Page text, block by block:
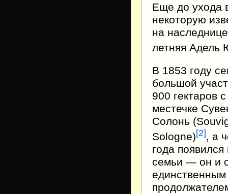
Еще до ухода
некоторую
на
летняя Адель
В 1853 году
большой
900 гектаров
местечке
Солонь
Sologne)[2], а
года
семьи — он и